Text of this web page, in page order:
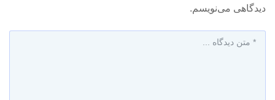
دیدگاهی می‌نویسم.